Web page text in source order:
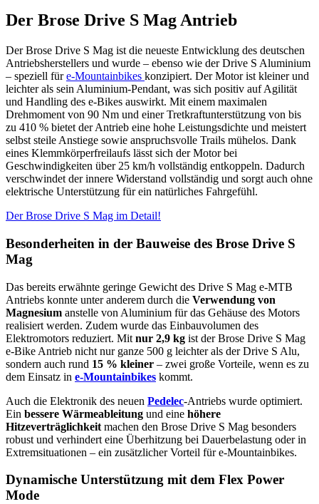
Der Brose Drive S Mag Antrieb
Der Brose Drive S Mag ist die neueste Entwicklung des deutschen
Antriebsherstellers und wurde – ebenso wie der Drive S Aluminium
– speziell füre-Mountainbikes konzipiert. Der Motor ist kleiner und
leichter als sein Aluminium-Pendant, was sich positiv auf Agilität
und Handling des e-Bikes auswirkt. Mit einem maximalen
Drehmoment von 90 Nm und einer Tretkraftunterstützung von bis
zu 410 % bietet der Antrieb eine hohe Leistungsdichte und meistert
selbst steile Anstiege sowie anspruchsvolle Trails mühelos. Dank
eines Klemmkörperfreilaufs lässt sich der Motor bei
Geschwindigkeiten über 25 km/h vollständig entkoppeln. Dadurch
verschwindet der innere Widerstand vollständig und sorgt auch ohne
elektrische Unterstützung für ein natürliches Fahrgefühl.
Der Brose Drive S Mag im Detail!
Besonderheiten in der Bauweise des Brose Drive S
Mag
Das bereits erwähnte geringe Gewicht des Drive S Mag e-MTB
Antriebs konnte unter anderem durch die Verwendung von
Magnesium anstelle von Aluminium für das Gehäuse des Motors
realisiert werden. Zudem wurde das Einbauvolumen des
Elektromotors reduziert. Mit nur 2,9 kg ist der Brose Drive S Mag
e-Bike Antrieb nicht nur ganze 500 g leichter als der Drive S Alu,
sondern auch rund 15 % kleiner – zwei große Vorteile, wenn es zu
dem Einsatz in e-Mountainbikes kommt.
Auch die Elektronik des neuen Pedelec-Antriebs wurde optimiert.
Ein bessere Wärmeableitung und eine höhere
Hitzeverträglichkeit machen den Brose Drive S Mag besonders
robust und verhindert eine Überhitzung bei Dauerbelastung oder in
Extremsituationen – ein zusätzlicher Vorteil für e-Mountainbikes.
Dynamische Unterstützung mit dem Flex Power
Mode